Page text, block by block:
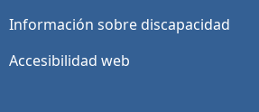
Información sobre discapacidad
Accesibilidad web